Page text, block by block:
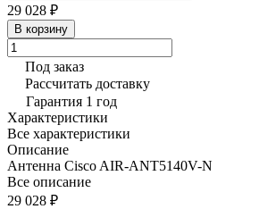
29 028 ₽
В корзину
Под заказ
Рассчитать доставку
Гарантия 1 год
Характеристики
Все характеристики
Описание
Антенна Cisco AIR-ANT5140V-N
Все описание
29 028 ₽